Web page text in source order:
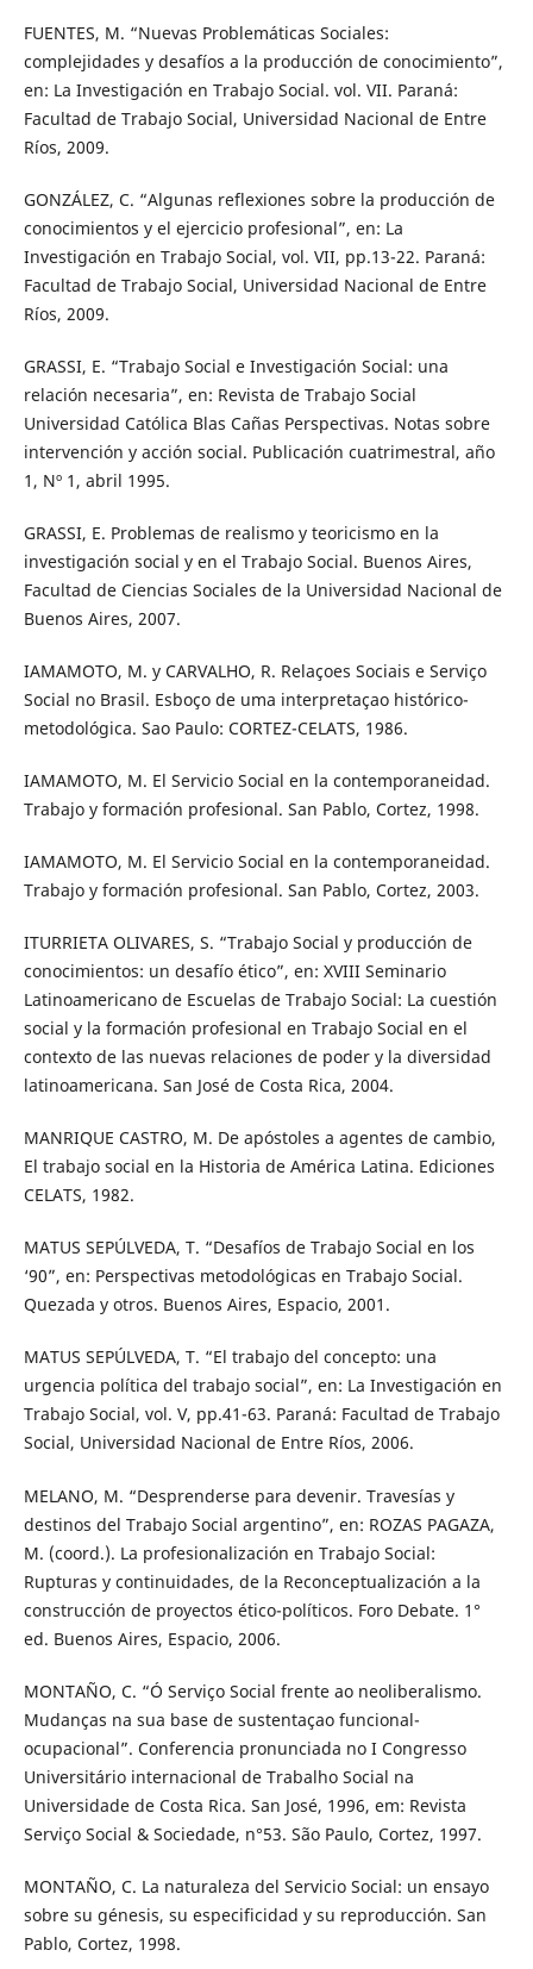
FUENTES, M. “Nuevas Problemáticas Sociales:
complejidades y desafíos a la producción de conocimiento”,
en: La Investigación en Trabajo Social. vol. VII. Paraná:
Facultad de Trabajo Social, Universidad Nacional de Entre
Ríos, 2009.
GONZÁLEZ, C. “Algunas reflexiones sobre la producción de
conocimientos y el ejercicio profesional”, en: La
Investigación en Trabajo Social, vol. VII, pp.13-22. Paraná:
Facultad de Trabajo Social, Universidad Nacional de Entre
Ríos, 2009.
GRASSI, E. “Trabajo Social e Investigación Social: una
relación necesaria”, en: Revista de Trabajo Social
Universidad Católica Blas Cañas Perspectivas. Notas sobre
intervención y acción social. Publicación cuatrimestral, año
1, Nº 1, abril 1995.
GRASSI, E. Problemas de realismo y teoricismo en la
investigación social y en el Trabajo Social. Buenos Aires,
Facultad de Ciencias Sociales de la Universidad Nacional de
Buenos Aires, 2007.
IAMAMOTO, M. y CARVALHO, R. Relaçoes Sociais e Serviço
Social no Brasil. Esboço de uma interpretaçao histórico-
metodológica. Sao Paulo: CORTEZ-CELATS, 1986.
IAMAMOTO, M. El Servicio Social en la contemporaneidad.
Trabajo y formación profesional. San Pablo, Cortez, 1998.
IAMAMOTO, M. El Servicio Social en la contemporaneidad.
Trabajo y formación profesional. San Pablo, Cortez, 2003.
ITURRIETA OLIVARES, S. “Trabajo Social y producción de
conocimientos: un desafío ético”, en: XVIII Seminario
Latinoamericano de Escuelas de Trabajo Social: La cuestión
social y la formación profesional en Trabajo Social en el
contexto de las nuevas relaciones de poder y la diversidad
latinoamericana. San José de Costa Rica, 2004.
MANRIQUE CASTRO, M. De apóstoles a agentes de cambio,
El trabajo social en la Historia de América Latina. Ediciones
CELATS, 1982.
MATUS SEPÚLVEDA, T. “Desafíos de Trabajo Social en los
‘90”, en: Perspectivas metodológicas en Trabajo Social.
Quezada y otros. Buenos Aires, Espacio, 2001.
MATUS SEPÚLVEDA, T. “El trabajo del concepto: una
urgencia política del trabajo social”, en: La Investigación en
Trabajo Social, vol. V, pp.41-63. Paraná: Facultad de Trabajo
Social, Universidad Nacional de Entre Ríos, 2006.
MELANO, M. “Desprenderse para devenir. Travesías y
destinos del Trabajo Social argentino”, en: ROZAS PAGAZA,
M. (coord.). La profesionalización en Trabajo Social:
Rupturas y continuidades, de la Reconceptualización a la
construcción de proyectos ético-políticos. Foro Debate. 1°
ed. Buenos Aires, Espacio, 2006.
MONTAÑO, C. “Ó Serviço Social frente ao neoliberalismo.
Mudanças na sua base de sustentaçao funcional-
ocupacional”. Conferencia pronunciada no I Congresso
Universitário internacional de Trabalho Social na
Universidade de Costa Rica. San José, 1996, em: Revista
Serviço Social & Sociedade, n°53. São Paulo, Cortez, 1997.
MONTAÑO, C. La naturaleza del Servicio Social: un ensayo
sobre su génesis, su especificidad y su reproducción. San
Pablo, Cortez, 1998.